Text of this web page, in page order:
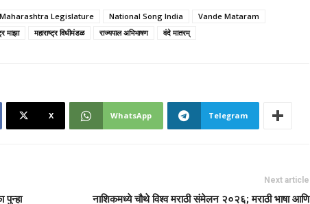
Maharashtra Legislature National Song India
Vande Mataram
माझा महाराष्ट्र विधीमंडळ राज्यपाल अभिभाषण वंदे मातरम्
X WhatsApp Telegram
पुन्हा
Next article
नाशिकमध्ये चौथे विश्व मराठी संमेलन २०२६; मराठी भाषा आणि